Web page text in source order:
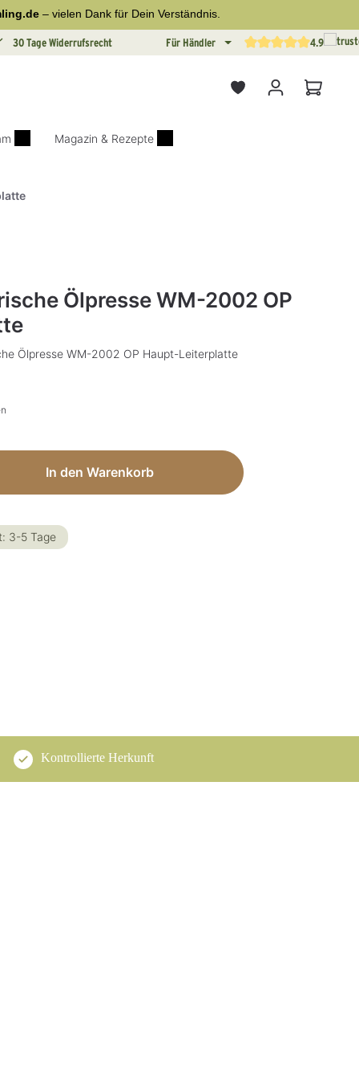
– vielen Dank für Dein Verständnis.
30 Tage Widerrufsrecht Für Händler Durchschnittliche4.9
Magazin & Rezepte
Ölpresse WM-2002 OP
Ölpresse WM-2002 OP Haupt-Leiterplatte
den gewünschten Wert ein oder
In den Warenkorb
3-5 Tage
Kontrollierte Herkunft